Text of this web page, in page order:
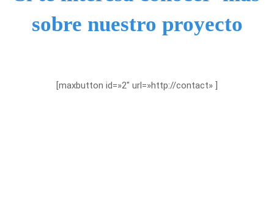
sobre nuestro proyecto
[maxbutton id=»2″ url=»http://contact» ]